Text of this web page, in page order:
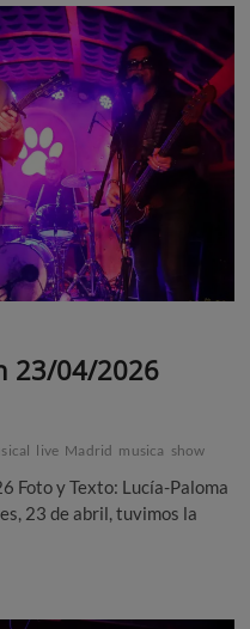
23/04/2026
live Madrid musica show
Foto y Texto: Lucía-Paloma
23 de abril, tuvimos la